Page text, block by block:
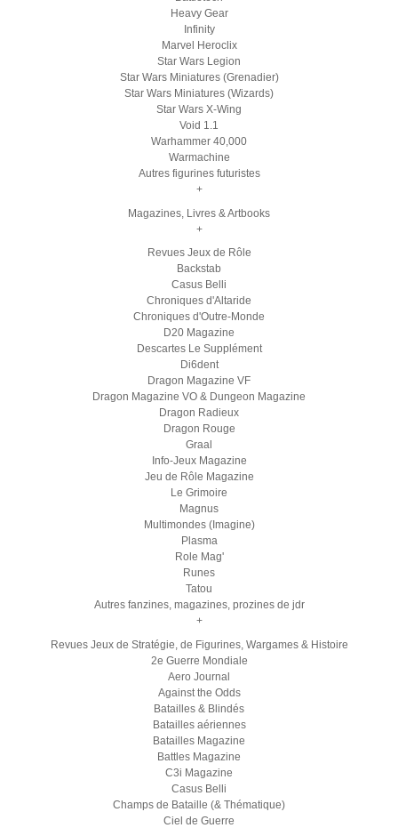
Heavy Gear
Infinity
Marvel Heroclix
Star Wars Legion
Star Wars Miniatures (Grenadier)
Star Wars Miniatures (Wizards)
Star Wars X-Wing
Void 1.1
Warhammer 40,000
Warmachine
Autres figurines futuristes
+
Magazines, Livres & Artbooks
+
Revues Jeux de Rôle
Backstab
Casus Belli
Chroniques d'Altaride
Chroniques d'Outre-Monde
D20 Magazine
Descartes Le Supplément
Di6dent
Dragon Magazine VF
Dragon Magazine VO & Dungeon Magazine
Dragon Radieux
Dragon Rouge
Graal
Info-Jeux Magazine
Jeu de Rôle Magazine
Le Grimoire
Magnus
Multimondes (Imagine)
Plasma
Role Mag'
Runes
Tatou
Autres fanzines, magazines, prozines de jdr
+
Revues Jeux de Stratégie, de Figurines, Wargames & Histoire
2e Guerre Mondiale
Aero Journal
Against the Odds
Batailles & Blindés
Batailles aériennes
Batailles Magazine
Battles Magazine
C3i Magazine
Casus Belli
Champs de Bataille (& Thématique)
Ciel de Guerre